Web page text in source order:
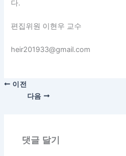
다.
편집위원 이현우 교수
heir201933@gmail.com
이전
다음
댓글 달기